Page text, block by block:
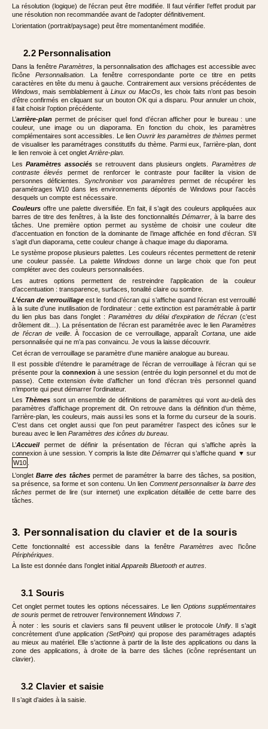
La résolution (logique) de l’écran peut être modifiée. Il faut vérifier l’effet produit par
une résolution non recommandée avant de l’adopter définitivement.
L’orientation (portrait/paysage) peut être momentanément modifiée.
2.2 Personnalisation
Dans la fenêtreParamètres , la personnalisation des affichages est accessible avec
l’icône Personnalisation. La fenêtre correspondante porte ce titre en petits
caractères en tête du menu à gauche. Contrairement aux versions précédentes de
Windows , mais semblablement àLinux ou MacOs, les choix faits n’ont pas besoin
d’être confirmés en cliquant sur un bouton OK qui a disparu. Pour annuler un choix,
il fait choisir l’option précédente.
L’arrière-plan permet de préciser quel fond d’écran afficher pour le bureau : une
couleur, une image ou un diaporama. En fonction du choix, les paramètres
complémentaires sont accessibles. Le lien Ouvrir les paramètres de thèmes permet
de visualiser les paramétrages constitutifs du thème. Parmi eux, l’arrière-plan, dont
le lien renvoie à cet onglet Arrière-plan.
LesParamètres associés se retrouvent dans plusieurs onglets. Paramètres de
contraste élevés permet de renforcer le contraste pour faciliter la vision de
personnes déficientes. Synchroniser vos paramètres permet de récupérer les
paramétrages W10 dans les environnements déportés de Windows pour l’accès
desquels un compte est nécessaire.
Couleurs offre une palette diversifiée. En fait, il s’agit des couleurs appliquées aux
barres de titre des fenêtres, à la liste des fonctionnalités Démarrer, à la barre des
tâches. Une première option permet au système de choisir une couleur dite
d’accentuation en fonction de la dominante de l’image affichée en fond d’écran. S’il
s’agit d’un diaporama, cette couleur change à chaque image du diaporama.
Le système propose plusieurs palettes. Les couleurs récentes permettent de retenir
une couleur passée. La palette Windowsdonne un large choix que l’on peut
compléter avec des couleurs personnalisées.
Les autres options permettent de restreindre l’application de la couleur
d’accentuation : transparence, surfaces, tonalité claire ou sombre.
L’écran de verrouillageest le fond d’écran qui s’affiche quand l’écran est verrouillé
à la suite d’une inutilisation de l’ordinateur : cette extinction est paramétrable à partir
du lien plus bas dans l’onglet : Paramètres du délai d’expiration de l’écran (c’est
drôlement dit…). La présentation de l’écran est paramétrée avec le lien Paramètres
de l’écran de veille. À l’occasion de ce verrouillage, apparaît Cortana, une aide
personnalisée qui ne m’a pas convaincu. Je vous la laisse découvrir.
Cet écran de verrouillage se paramètre d’une manière analogue au bureau.
Il est possible d’étendre le paramétrage de l’écran de verrouillage à l’écran qui se
présente pour la connexion à une session (entrée du login personnel et du mot de
passe). Cette extension évite d’afficher un fond d’écran très personnel quand
n’importe qui peut démarrer l’ordinateur.
Les Thèmes sont un ensemble de définitions de paramètres qui vont au-delà des
paramètres d’affichage proprement dit. On retrouve dans la définition d’un thème,
l’arrière-plan, les couleurs, mais aussi les sons et la forme du curseur de la souris.
C’est dans cet onglet aussi que l’on peut paramétrer l’aspect des icônes sur le
bureau avec le lien Paramètres des icônes du bureau
L’Accueilpermet de définir la présentation de l’écran qui s’affiche après la
connexion à une session. Y compris la liste dite Démarrerqui s’affiche quand ▼ sur
W10
L’ongletBarre des tâchespermet de paramétrer la barre des tâches, sa position,
sa présence, sa forme et son contenu. Un lien Comment personnaliser la barre des
tâches permet de lire (sur internet) une explication détaillée de cette barre des
tâches.
3. Personnalisation du clavier et de la souris
Cette fonctionnalité est accessible dans la fenêtreParamètres avec l’icône
Périphériques
La liste est donnée dans l’onglet initial Appareils Bluetooth et autres
3.1 Souris
Cet onglet permet toutes les options nécessaires. Le lien Options supplémentaires
de souris permet de retrouver l’environnement Windows 7.
À noter : les souris et claviers sans fil peuvent utiliser le protocole Unify. Il s’agit
concrètement d’une application (SetPoint) qui propose des paramétrages adaptés
au mieux au matériel. Elle s’actionne à partir de la liste des applications ou dans la
zone des applications, à droite de la barre des tâches (icône représentant un
clavier).
3.2 Clavier et saisie
Il s’agit d’aides à la saisie.